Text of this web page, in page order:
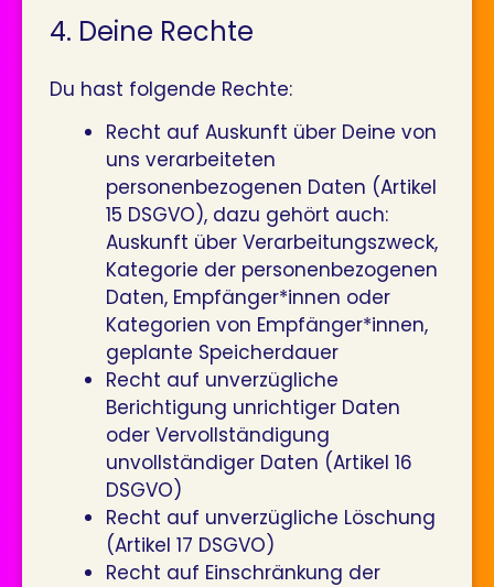
4. Deine Rechte
Du hast folgende Rechte:
Recht auf Auskunft über Deine von
uns verarbeiteten
personenbezogenen Daten (Artikel
15 DSGVO), dazu gehört auch:
Auskunft über Verarbeitungszweck,
Kategorie der personenbezogenen
Daten, Empfänger*innen oder
Kategorien von Empfänger*innen,
geplante Speicherdauer
Recht auf unverzügliche
Berichtigung unrichtiger Daten
oder Vervollständigung
unvollständiger Daten (Artikel 16
DSGVO)
Recht auf unverzügliche Löschung
(Artikel 17 DSGVO)
Recht auf Einschränkung der